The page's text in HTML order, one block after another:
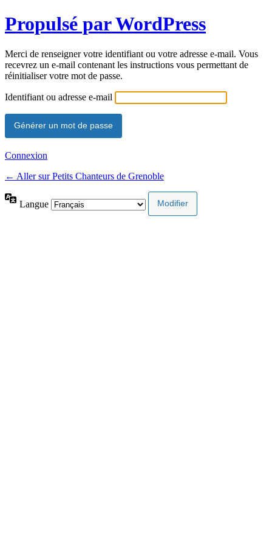
Propulsé par WordPress
Merci de renseigner votre identifiant ou votre adresse e-mail. Vous
recevrez un e-mail contenant les instructions vous permettant de
réinitialiser votre mot de passe.
Identifiant ou adresse e-mail
Connexion
← Aller sur Petits Chanteurs de Grenoble
Langue